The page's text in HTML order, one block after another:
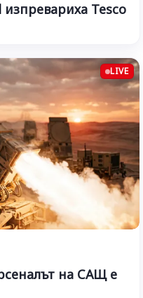
Tesco
LIVE
на САЩ е